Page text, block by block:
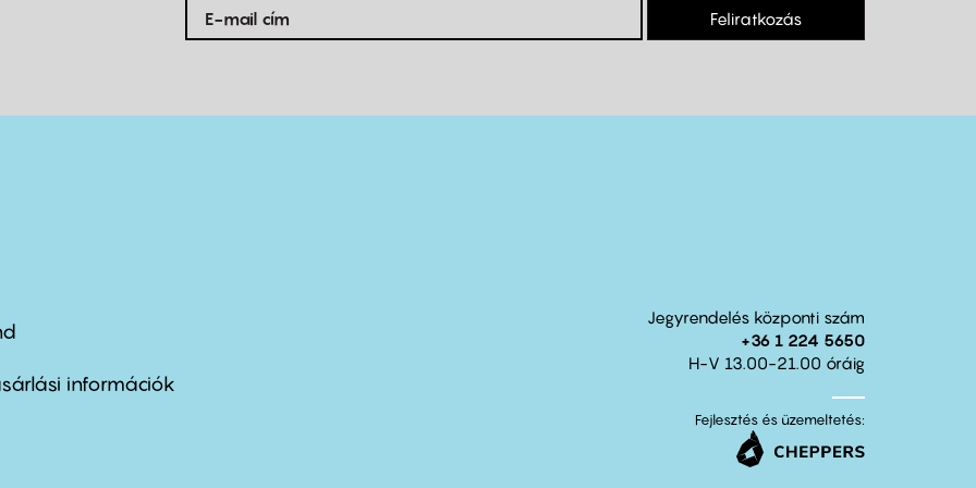
Feliratkozás
információk
Jegyrendelés központi szám
+36 1 224 5650
H-V 13.00-21.00 óráig
Fejlesztés és üzemeltetés: